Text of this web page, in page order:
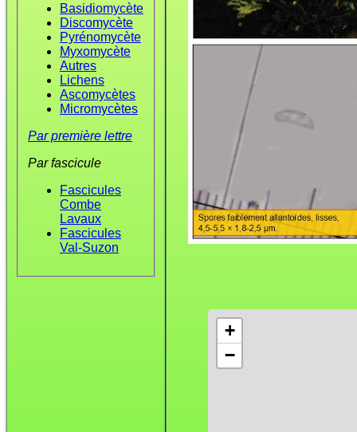
Basidiomycète
Discomycète
Pyrénomycète
Myxomycète
Autres
Lichens
Ascomycètes
Micromycètes
Par première lettre
Par fascicule
Fascicules
Combe
Lavaux
Fascicules
Val-Suzon
+
−